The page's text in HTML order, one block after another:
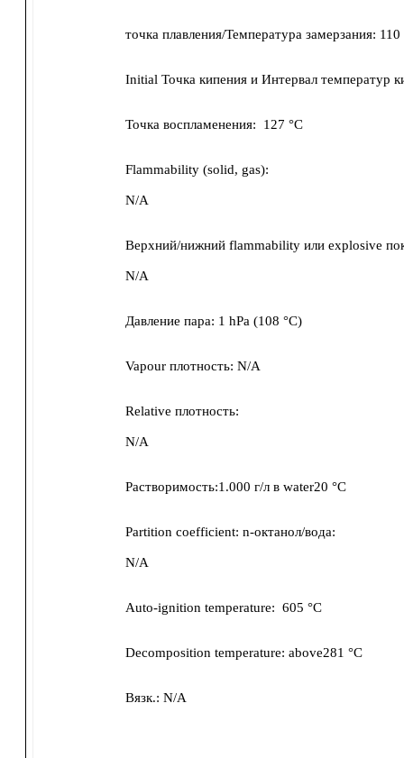
точка плавления/Температура замерзания: 110
Initial Точка кипения и Интервал температур
Точка воспламенения: 127 °C
Flammability (solid, gas):
N/A
Верхний/нижний flammability или explosive
N/A
Давление пара: 1 hPa (108 °C)
Vapour плотность: N/A
Relative плотность:
N/A
Растворимость:1.000 г/л в water20 °C
Partition coefficient: n-октанол/вода:
N/A
Auto-ignition temperature: 605 °C
Decomposition temperature: above281 °C
Вязк.: N/A